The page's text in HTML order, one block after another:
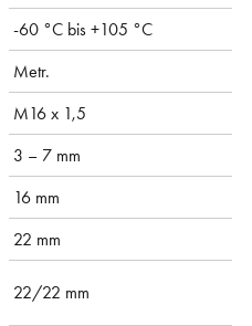
-60 °C bis +105 °C
Metr.
M16 x 1,5
3 – 7 mm
16 mm
22 mm
22/22 mm